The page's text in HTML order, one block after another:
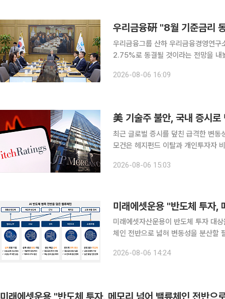
우리금융硏 "8월 기준금리
우리금융그룹 산하 우리금융경영연
2.75%로 동결될 것이라는 전망을 내놨다. 연구소는 이날 보고서에서 "(금통위가) 7
를 현 수준에서 유지할 것"이라고 밝
2026-08-06 16:09
美 기술주 불안, 국내 증시
최근 글로벌 증시를 덮친 급격한 변
모건은 헤지펀드 이탈과 개인투자자
12개월 목표치 1만2000을 유지했다.
2026-08-06 15:03
미래에셋운용 "반도체 투자,
미래에셋자산운용이 반도체 투자 대
체인 전반으로 넓혀 변동성을 분산할 필요가 있다고 진단
도체 업황 악화보다는 가파른 주가
2026-08-06 14:24